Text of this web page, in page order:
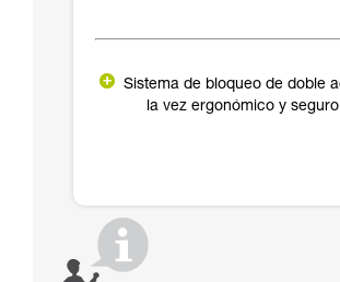
Sistema de bloqueo de doble
la vez ergonómico y